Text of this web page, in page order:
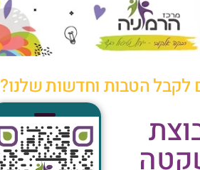
לקבל הטבות וחדשות שלנו?